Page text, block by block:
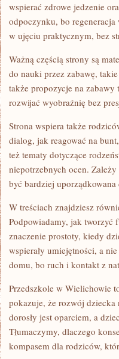
wspierać zdrowe jedzenie
odpoczynku, bo regeneracja
w ujęciu praktycznym, bez
Ważną częścią strony są
do nauki przez zabawę,
także propozycje na
rozwijać wyobraźnię bez
Strona wspiera także
dialog, jak reagować na
też tematy dotyczące
niepotrzebnych ocen.
być bardziej
W treściach znajdziesz
Podpowiadamy, jak tworzyć
znaczenie prostoty, kiedy
wspierały umiejętności, a
domu, bo ruch i kontakt z
Przedszkole w Wielichowie
pokazuje, że rozwój
dorosły jest oparciem, a
Tłumaczymy, dlaczego
kompasem dla rodziców,